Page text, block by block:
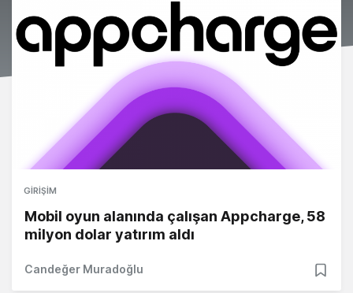
GIRIŞIM
Mobil oyun alanında çalışan Appcharge, 58
milyon dolar yatırım aldı
Candeğer Muradoğlu